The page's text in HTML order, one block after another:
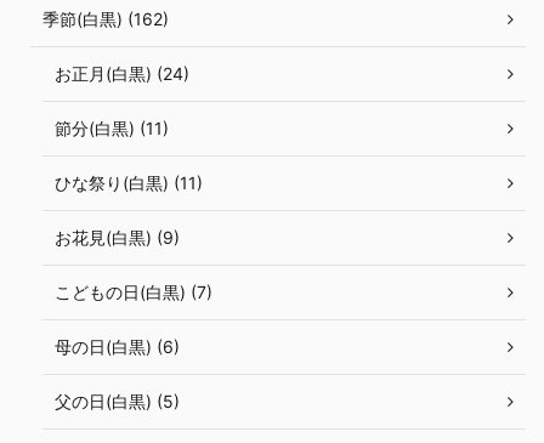
季節(白黒) (162)
お正月(白黒) (24)
節分(白黒) (11)
ひな祭り(白黒) (11)
お花見(白黒) (9)
こどもの日(白黒) (7)
母の日(白黒) (6)
父の日(白黒) (5)